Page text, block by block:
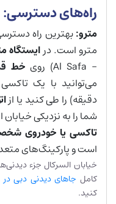
راه‌های دسترسی:
مترو:بهترین راه
مترو است. درایستگاه
– Al Safa) روی
خط
دقیقه) را طی کنید یا از
شما را به نزدیکی
تاکسی یا خودروی
است و پارکینگ‌های
خیابان السرکال جزء
کامل جاهای دیدنی دبی
کنید.